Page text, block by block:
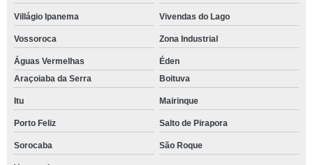
Villágio Ipanema Vivendas do Lago
Vossoroca Zona Industrial
Águas Vermelhas
Éden
Araçoiaba da Serra
Boituva
Itu Mairinque
Porto Feliz Salto de Pirapora
Sorocaba São Roque